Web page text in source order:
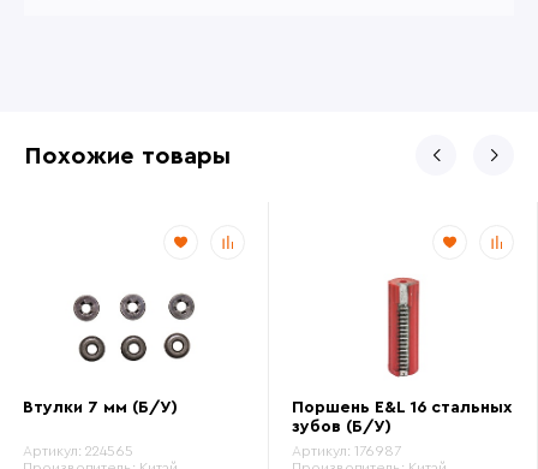
Похожие товары
Втулки 7 мм (Б/У)
Артикул: 224565
Поршень E&L 16 стальных
зубов (Б/У)
Артикул: 176987